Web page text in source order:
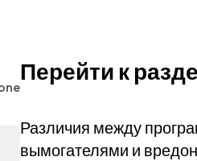
Перейти к
Различия между
вымогателями и